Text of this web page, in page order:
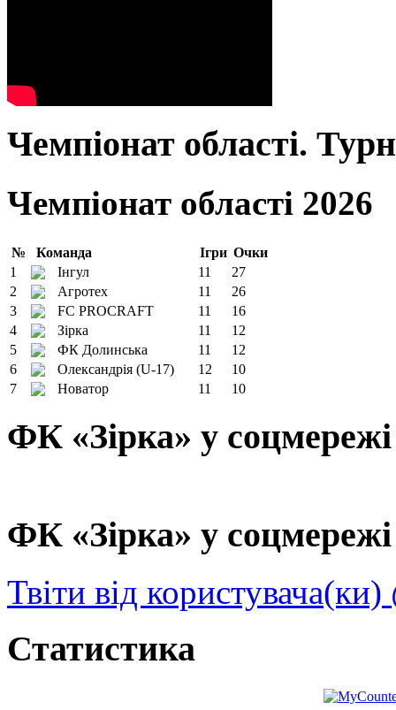
Чемпіонат області.
Чемпіонат області 2026
№ Команда Ігри Очки
1
Інгул 11
27
2
Агротех 11
26
3
FC PROCRAFT 11
16
4
Зірка 11
12
5
ФК Долинська 11
12
6
Олександрія (U-17) 12
10
7
Новатор 11 10
ФК «Зірка» у
ФК «Зірка» у
Твіти від
Статистика